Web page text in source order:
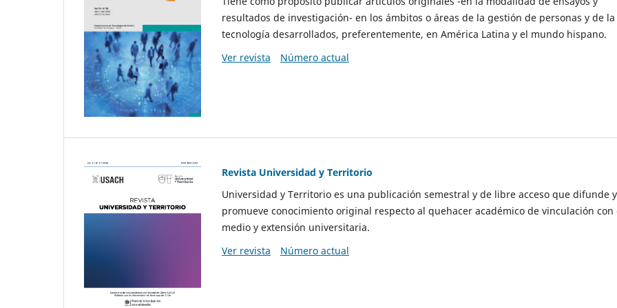
resultados de investigación- en los ámbitos o áreas de la gestión de personas y de la
tecnología desarrollados, preferentemente, en América Latina y el mundo hispano.
Ver revista
Número actual
Revista Universidad y Territorio
Universidad y Territorio es una publicación semestral y de libre acceso que difunde y
promueve conocimiento original respecto al quehacer académico de vinculación con
medio y extensión universitaria.
Ver revista
Número actual